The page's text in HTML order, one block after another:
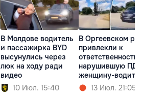
В Молдове водитель
и пассажирка BYD
высунулись через
люк на ходу ради
видео
10 Июл. 15:40
В Оргеевском
привлекли к
ответственности
нарушившую ПДД
женщину-
13 Июл. 21:05